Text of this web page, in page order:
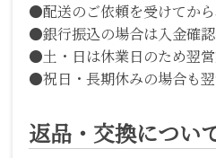
●配送のご依頼を受けてか
●銀行振込の場合は入金確
●土・日は休業日のため翌
●祝日・長期休みの場合も
返品・交換につい